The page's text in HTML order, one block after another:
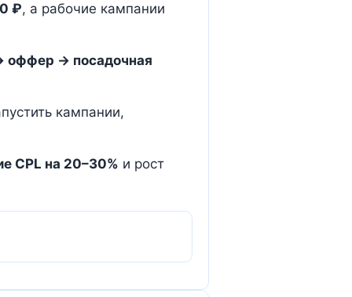
₽, а рабочие кампании
оффер → посадочная
кампании,
CPL на 20–30% и рост